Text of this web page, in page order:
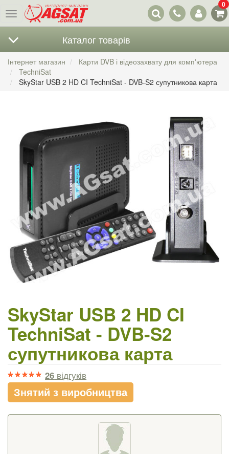
Меню
Наші
контакти
0
Каталог товарів
Інтернет магазин
Карти DVB і відеозахвату для комп'ютера
TechniSat
SkyStar USB 2 HD CI TechniSat - DVB-S2 супутникова карта
SkyStar USB 2 HD CI
TechniSat - DVB-S2
супутникова карта
26 відгуків
Знятий з виробництва